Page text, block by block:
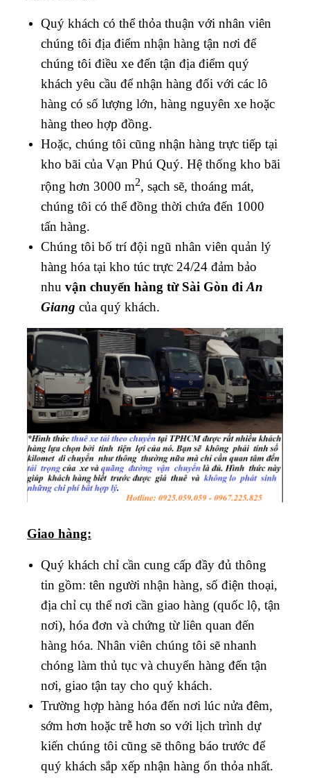
Quý khách có thể thỏa thuận với nhân viên
chúng tôi địa điểm nhận hàng tận nơi để
chúng tôi điều xe đến tận địa điểm quý
khách yêu cầu để nhận hàng đối với các lô
hàng có số lượng lớn, hàng nguyên xe hoặc
hàng theo hợp đồng.
Hoặc, chúng tôi cũng nhận hàng trực tiếp tại
kho bãi của Vạn Phú Quý. Hệ thống kho bãi
rộng hơn 3000 m2, sạch sẽ, thoáng mát,
chúng tôi có thể đồng thời chứa đến 1000
tấn hàng.
Chúng tôi bố trí đội ngũ nhân viên quản lý
hàng hóa tại kho túc trực 24/24 đảm bảo
nhu vận chuyển hàng từ Sài Gòn đi An
Giang của quý khách.
Giao hàng:
Quý khách chỉ cần cung cấp đầy đủ thông
tin gồm: tên người nhận hàng, số điện thoại,
địa chỉ cụ thể nơi cần giao hàng (quốc lộ, tận
nơi), hóa đơn và chứng từ liên quan đến
hàng hóa. Nhân viên chúng tôi sẽ nhanh
chóng làm thủ tục và chuyển hàng đến tận
nơi, giao tận tay cho quý khách.
Trường hợp hàng hóa đến nơi lúc nửa đêm,
sớm hơn hoặc trễ hơn so với lịch trình dự
kiến chúng tôi cũng sẽ thông báo trước để
quý khách sắp xếp nhận hàng ổn thỏa nhất.